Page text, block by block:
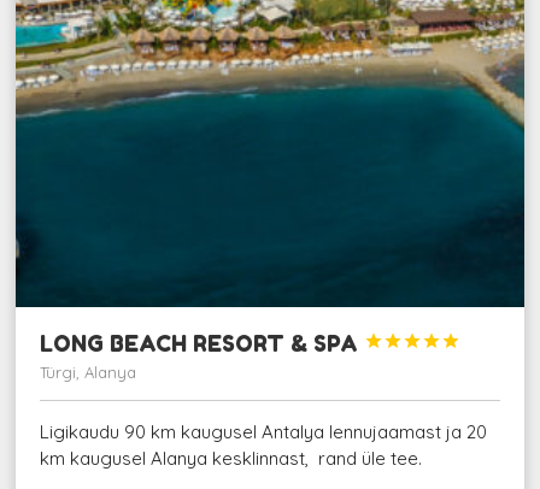
LONG BEACH RESORT & SPA 




Türgi, Alanya
Ligikaudu 90 km kaugusel Antalya lennujaamast ja 20
km kaugusel Alanya kesklinnast, rand üle tee.